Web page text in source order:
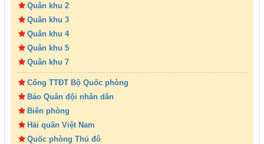
Quân khu 2
Quân khu 3
Quân khu 4
Quân khu 5
Quân khu 7
Cổng TTĐT Bộ Quốc phòng
Báo Quân đội nhân dân
Biên phòng
Hải quân Việt Nam
Quốc phòng Thủ đô